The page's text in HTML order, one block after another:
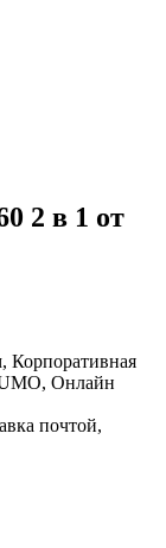
2 в 1 от
Корпоративная
Онлайн
почтой,